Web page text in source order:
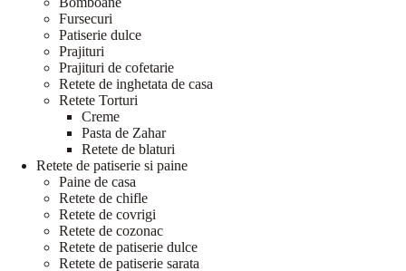
Fursecuri
Patiserie dulce
Prajituri
Prajituri de cofetarie
Retete de inghetata de casa
Retete Torturi
Creme
Pasta de Zahar
Retete de blaturi
Retete de patiserie si paine
Paine de casa
Retete de chifle
Retete de covrigi
Retete de cozonac
Retete de patiserie dulce
Retete de patiserie sarata